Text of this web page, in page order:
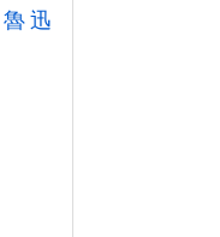
魯 迅